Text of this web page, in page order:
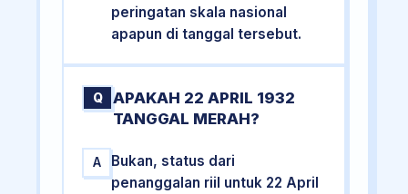
peringatan skala nasional
apapun di tanggal tersebut.
Q
APAKAH 22 APRIL 1932
TANGGAL MERAH?
A
Bukan, status dari
penanggalan riil untuk 22 April